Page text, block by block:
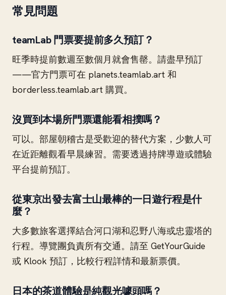
常見問題
teamLab 門票要提前多久預訂？
旺季時提前數週至數個月就會售罄。請盡早預訂
——官方門票可在 planets.teamlab.art 和
borderless.teamlab.art 購買。
沒買到本場所門票還能看相撲嗎？
可以。部屋朝稽古是受歡迎的替代方案，少數人可
在近距離觀看早晨練習。需要透過持牌導遊或體驗
平台提前預訂。
從東京出發去富士山最棒的一日遊行程是什
麼？
大多數旅客選擇結合河口湖和忍野八海或忠靈塔的
行程。導覽團負責所有交通。請至 GetYourGuide
或 Klook 預訂，比較行程詳情和最新票價。
日本的茶道體驗是純觀光噱頭嗎？